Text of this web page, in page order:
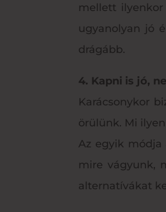
mellett
ugyanolyan jó
drágább.
4. Kapni is jó,
Karácsonykor
örülünk. Mi
Az egyik módja
mire vágyunk,
alternatívákat